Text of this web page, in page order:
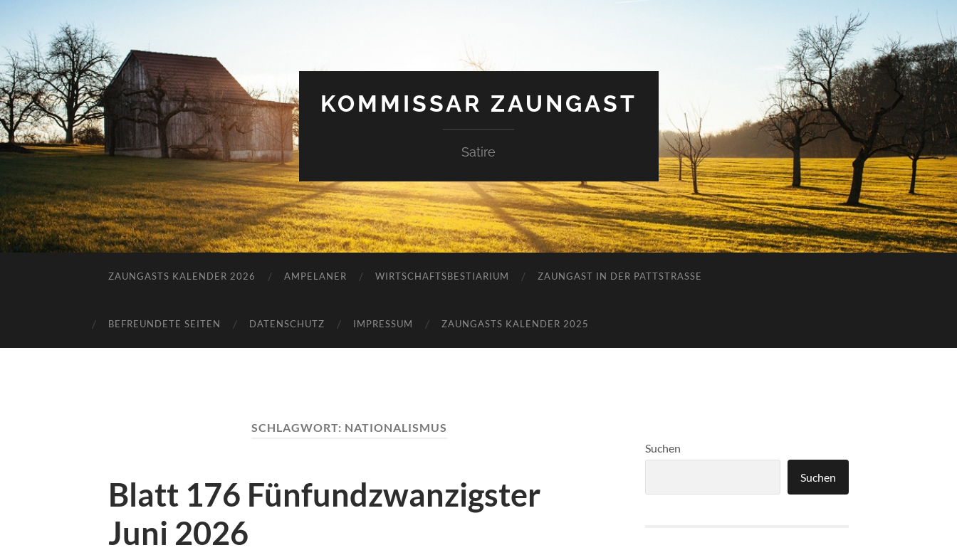
KOMMISSAR ZAUNGAST
Satire
ZAUNGASTS KALENDER 2026 AMPELANER WIRTSCHAFTSBESTIARIUM ZAUNGAST IN DER PATTSTRASSE
BEFREUNDETE SEITEN DATENSCHUTZ IMPRESSUM ZAUNGASTS KALENDER 2025
SCHLAGWORT: NATIONALISMUS
Blatt 176 Fünfundzwanzigster
Juni 2026
Suchen
Suchen